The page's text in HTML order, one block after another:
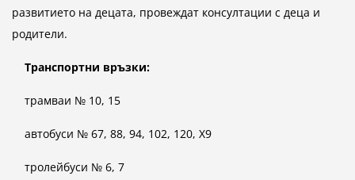
развитието на децата, провеждат консултации с деца и
родители.
Транспортни връзки:
трамваи № 10, 15
автобуси № 67, 88, 94, 102, 120, X9
тролейбуси № 6, 7